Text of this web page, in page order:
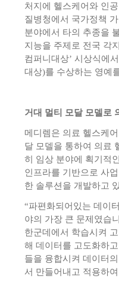
처지에 헬스케어와 인
질병청에서 국가정책
분야에서 타의 추종을
지능을 주제로 전국 각
컴퍼니대상’ 시상식에
대상)를 수상하는 영예
거대 멀티 모달 모델로
메디렘은 의료 헬스케
달 모델을 통하여 의료
히 임상 분야에 획기적
인프라를 기반으로 사
한 솔루션을 개발하고
“파편화되어있는 데이
야의 가장 큰 문제였습
한군데에서 학습시켜
해 데이터를 고도화하
들을 융합시켜 데이터
서 만들어내고 적용하